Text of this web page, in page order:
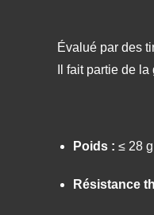
Évalué par des
Il fait partie de
Poids : ≤ 28 g
Résistance